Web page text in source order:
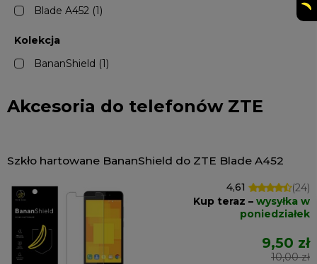
Blade A452 (1)
Kolekcja
BananShield (1)
Akcesoria do telefonów ZTE
Szkło hartowane BananShield do ZTE Blade A452
4,61
(24)
Kup teraz – wysyłka w
poniedziałek
9,50 zł
10,00 zł